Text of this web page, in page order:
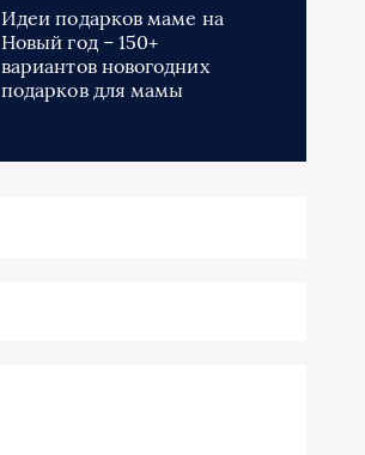
Идеи подарков маме на
Новый год – 150+
вариантов новогодних
подарков для мамы